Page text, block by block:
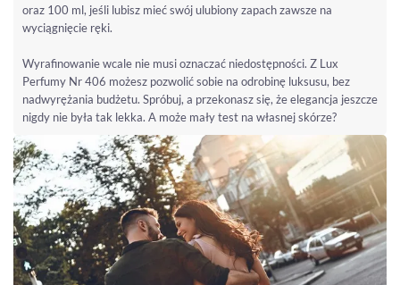
oraz 100 ml, jeśli lubisz mieć swój ulubiony zapach zawsze na
wyciągnięcie ręki.
Wyrafinowanie wcale nie musi oznaczać niedostępności. Z Lux
Perfumy Nr 406 możesz pozwolić sobie na odrobinę luksusu, bez
nadwyrężania budżetu. Spróbuj, a przekonasz się, że elegancja jeszcze
nigdy nie była tak lekka. A może mały test na własnej skórze?